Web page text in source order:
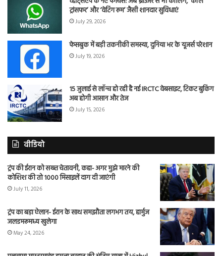
ट्रांसफर’ और ‘वेटिंग रूम’ जैसी शानदार सुविधाएं
July 29, 2026
फेसबुक में बड़ी तकनीकी समस्या, दुनिया भर के यूजर्स परेशान
July 19, 2026
15 जुलाई से लॉन्च हो रही है नई IRCTC वेबसाइट, टिकट बुकिंग
अब होगी आसान और तेज
July 15, 2026
वीडियो
ट्रंप की ईरान को सख्त चेतावनी, कहा- अगर मुझे मारने की
कोशिश की तो 1000 मिसाइलें दाग दी जाएंगी
July 11, 2026
ट्रंप का बड़ा ऐलान- ईरान के साथ समझौता लगभग तय, हार्मुज
जलडमरूमध्य खुलेगा
May 24, 2026